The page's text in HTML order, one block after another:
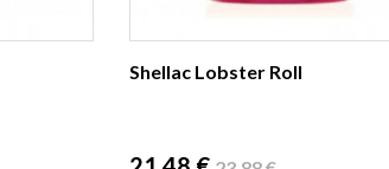
Shellac Lobster Roll